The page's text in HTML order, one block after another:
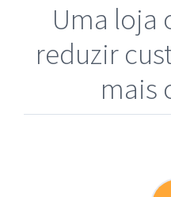
Uma loja
reduzir
mais